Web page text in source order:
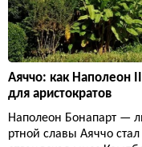
Аяччо: как Наполеон
для аристократов
Наполеон Бонапарт —
ртной славы Аяччо